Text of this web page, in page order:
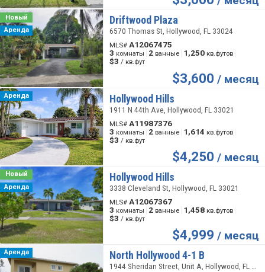
Новый
Аренда
Driftwood Plaza
6570 Thomas St, Hollywood, FL 33024
MLS#A12067475
3 комнаты 2 ванные 1,250 кв.футов
$3 / кв.фут
$3,600 / месяц
Аренда Hollywood Hills
1911 N 44th Ave, Hollywood, FL 33021
MLS#A11987376
3 комнаты 2 ванные 1,614 кв.футов
$3 / кв.фут
$4,250 / месяц
Новый
Аренда
Hollywood Hills
3338 Cleveland St, Hollywood, FL 33021
MLS#A12067367
3 комнаты 2 ванные 1,458 кв.футов
$3 / кв.фут
$4,999 / месяц
Аренда North Hollywood 4-1 B
1944 Sheridan Street, Unit A, Hollywood, FL 33020